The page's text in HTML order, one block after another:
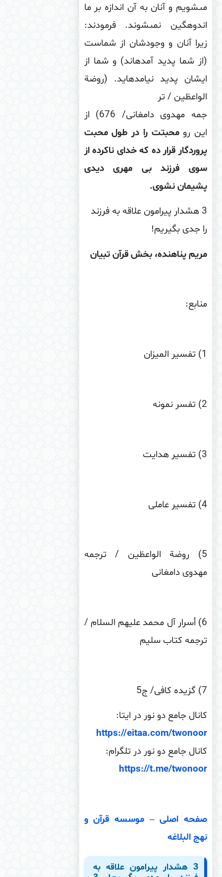
و آنان به آن اندازه بر ما
نمى‏شوند. فرمودند:
آنان و وجودشان از شماست
شما پدید آمده‏اند) و شما از
پدید نیامده‏اید. (روضة
/ تر
جمه مهدوى دامغانى/ 676) از
رومحبتت را در طول محبت
قرار ده که خدای ناکرده از
فرزند بی مهری دیدی
نشوی.
3 هشدار پیرامون علاقه به فرزند
جدی بگیریم!
پناهنده، بخش قرآن تبیان
:
) تفسیر المیزان
) تفسر نمونه
) تفسیر هدایت
) تفسیر عاملی
) روضة الواعظین / ترجمه
دامغانى
) أسرار آل محمد علیهم السلام /
كتاب سلیم
) گزیده كافى/ ج‏5
جامع دو نور در ایتا:
https://eitaa.com/
جامع دو نور در تلگرام:
https://t.me/
اصلی – موسسه قرآن و
البلاغه
3 هشدار پیرامون علاقه به